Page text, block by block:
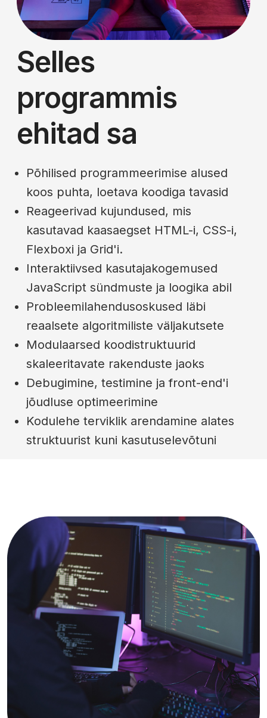
Selles
programmis
ehitad sa
Põhilised programmeerimise alused
koos puhta, loetava koodiga tavasid
Reageerivad kujundused, mis
kasutavad kaasaegset HTML-i, CSS-i,
Flexboxi ja Grid'i.
Interaktiivsed kasutajakogemused
JavaScript sündmuste ja loogika abil
Probleemilahendusoskused läbi
reaalsete algoritmiliste väljakutsete
Modulaarsed koodistruktuurid
skaleeritavate rakenduste jaoks
Debugimine, testimine ja front-end'i
jõudluse optimeerimine
Kodulehe terviklik arendamine alates
struktuurist kuni kasutuselevõtuni